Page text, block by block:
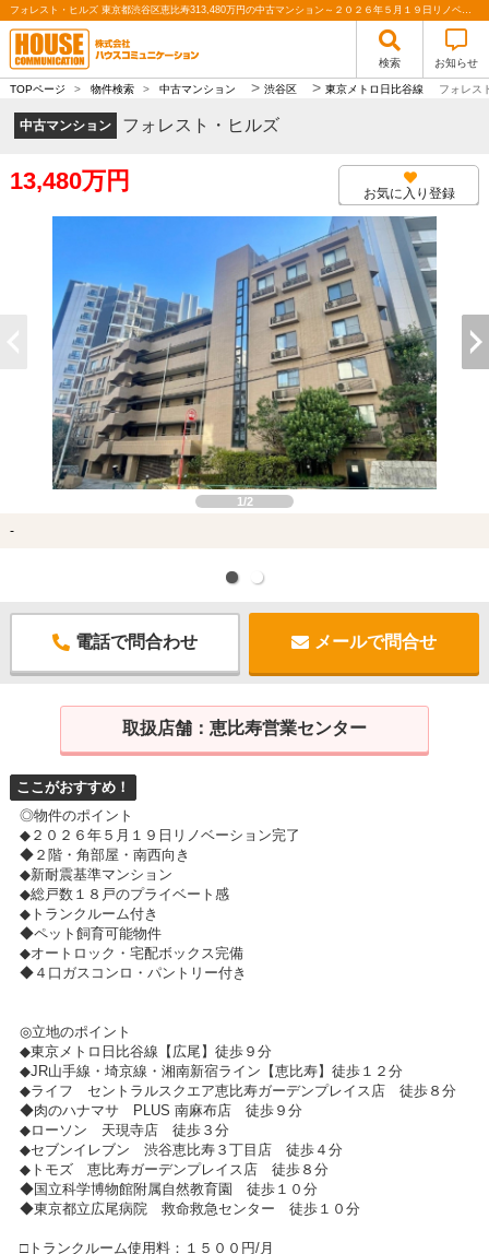
フォレスト・ヒルズ 東京都渋谷区恵比寿313,480万円の中古マンション～２０２６年５月１９日リノベーション完了！新耐震基準×南西向き角住戸×ペット可～｜株式会社ハウスコミュニケーション
検索 お知らせ
TOPページ > 物件検索 > 中古マンション > 渋谷区 > 東京メトロ日比谷線 フォレス
中古マンション フォレスト・ヒルズ
13,480万円 お気に入り登録
1/2
-
電話で問合わせ メールで問合せ
取扱店舗： 恵比寿営業センター
ここがおすすめ！
◎物件のポイント
◆２０２６年５月１９日リノベーション完了
◆２階・角部屋・南西向き
◆新耐震基準マンション
◆総戸数１８戸のプライベート感
◆トランクルーム付き
◆ペット飼育可能物件
◆オートロック・宅配ボックス完備
◆４口ガスコンロ・パントリー付き
◎立地のポイント
◆東京メトロ日比谷線【広尾】徒歩９分
◆JR山手線・埼京線・湘南新宿ライン【恵比寿】徒歩１２分
◆ライフ セントラルスクエア恵比寿ガーデンプレイス店 徒歩８分
◆肉のハナマサ PLUS 南麻布店 徒歩９分
◆ローソン 天現寺店 徒歩３分
◆セブンイレブン 渋谷恵比寿３丁目店 徒歩４分
◆トモズ 恵比寿ガーデンプレイス店 徒歩８分
◆国立科学博物館附属自然教育園 徒歩１０分
◆東京都立広尾病院 救命救急センター 徒歩１０分
□トランクルーム使用料：１５００円/月